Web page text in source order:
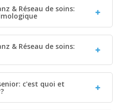
& Réseau de soins:
& Réseau de soins:
c'est quoi et